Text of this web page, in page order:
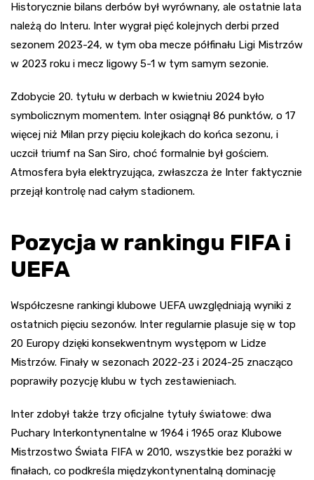
Historycznie bilans derbów był wyrównany, ale ostatnie lata
należą do Interu. Inter wygrał pięć kolejnych derbi przed
sezonem 2023-24, w tym oba mecze półfinału Ligi Mistrzów
w 2023 roku i mecz ligowy 5-1 w tym samym sezonie.
Zdobycie 20. tytułu w derbach w kwietniu 2024 było
symbolicznym momentem. Inter osiągnął 86 punktów, o 17
więcej niż Milan przy pięciu kolejkach do końca sezonu, i
uczcił triumf na San Siro, choć formalnie był gościem.
Atmosfera była elektryzująca, zwłaszcza że Inter faktycznie
przejął kontrolę nad całym stadionem.
Pozycja w rankingu FIFA i
UEFA
Współczesne rankingi klubowe UEFA uwzględniają wyniki z
ostatnich pięciu sezonów. Inter regularnie plasuje się w top
20 Europy dzięki konsekwentnym występom w Lidze
Mistrzów. Finały w sezonach 2022-23 i 2024-25 znacząco
poprawiły pozycję klubu w tych zestawieniach.
Inter zdobył także trzy oficjalne tytuły światowe: dwa
Puchary Interkontynentalne w 1964 i 1965 oraz Klubowe
Mistrzostwo Świata FIFA w 2010, wszystkie bez porażki w
finałach, co podkreśla międzykontynentalną dominację